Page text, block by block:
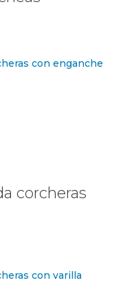
corcheras